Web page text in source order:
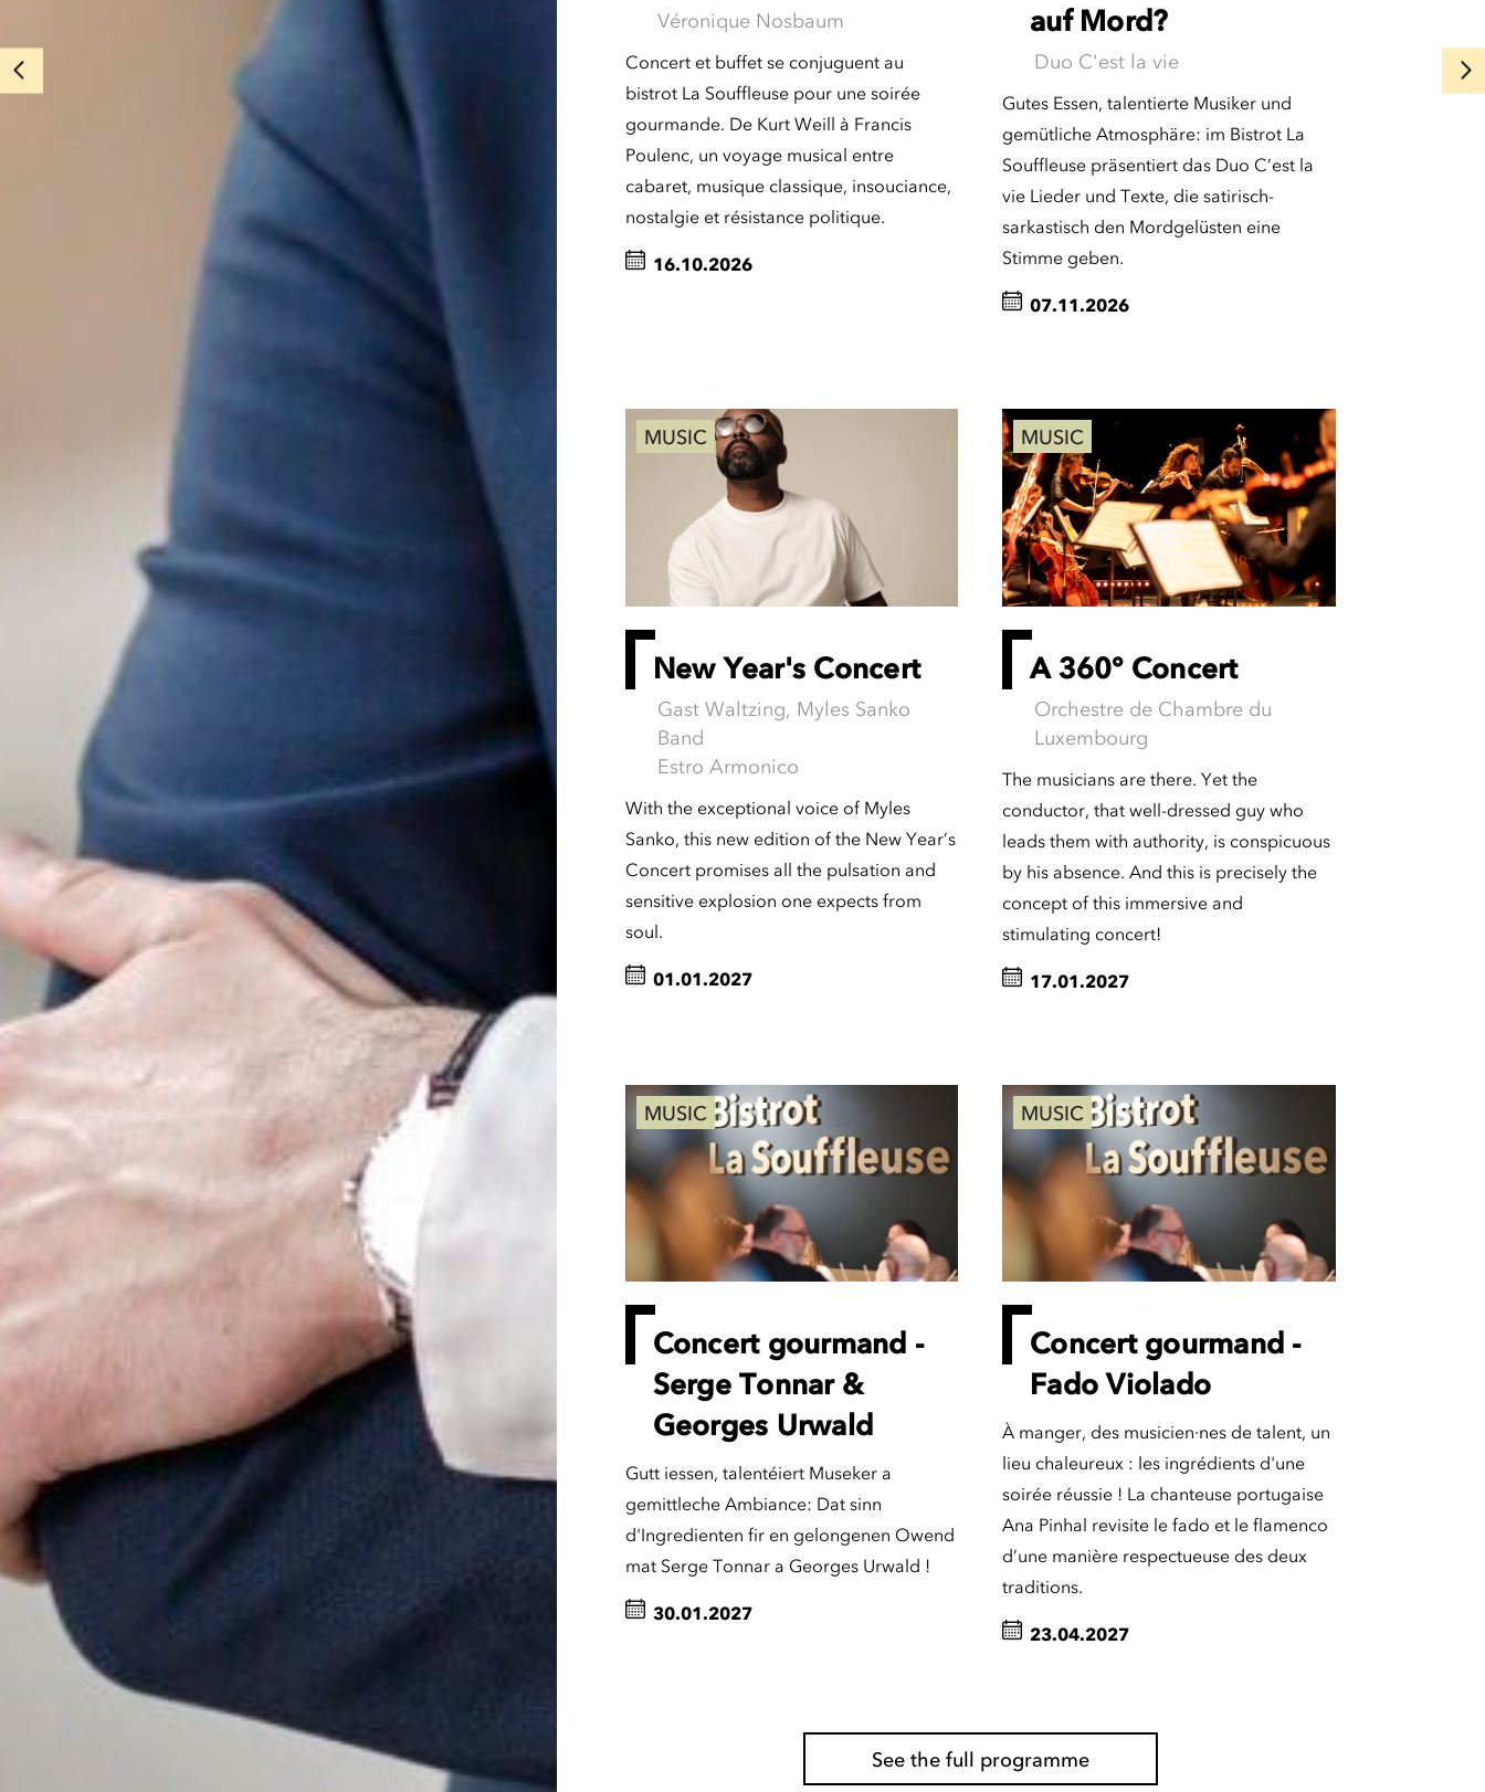
Véronique Nosbaum
Concert et buffet se conjuguent au
bistrot La Souffleuse pour une soirée
gourmande. De Kurt Weill à Francis
Poulenc, un voyage musical entre
cabaret, musique classique, insouciance,
nostalgie et résistance politique.
16.10.2026
auf Mord?
Duo C'est la vie
Gutes Essen, talentierte Musiker und
gemütliche Atmosphäre: im Bistrot La
Souffleuse präsentiert das Duo C’est la
vie Lieder und Texte, die satirisch-
sarkastisch den Mordgelüsten eine
Stimme geben.
07.11.2026
MUSIC
New Year's Concert
Gast Waltzing, Myles Sanko
Band
Estro Armonico
With the exceptional voice of Myles
Sanko, this new edition of the New Year’s
Concert promises all the pulsation and
sensitive explosion one expects from
soul.
01.01.2027
MUSIC
A 360° Concert
Orchestre de Chambre du
Luxembourg
The musicians are there. Yet the
conductor, that well-dressed guy who
leads them with authority, is conspicuous
by his absence. And this is precisely the
concept of this immersive and
stimulating concert!
17.01.2027
MUSIC
Concert gourmand -
Serge Tonnar &
Georges Urwald
Gutt iessen, talentéiert Museker a
gemittleche Ambiance: Dat sinn
d'Ingredienten fir en gelongenen Owend
mat Serge Tonnar a Georges Urwald !
30.01.2027
MUSIC
Concert gourmand -
Fado Violado
À manger, des musicien·nes de talent, un
lieu chaleureux : les ingrédients d'une
soirée réussie ! La chanteuse portugaise
Ana Pinhal revisite le fado et le flamenco
d’une manière respectueuse des deux
traditions.
23.04.2027
See the full programme